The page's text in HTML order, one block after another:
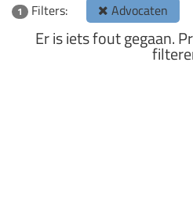
1 Filters: Advocaten
Er is iets fout gegaan.